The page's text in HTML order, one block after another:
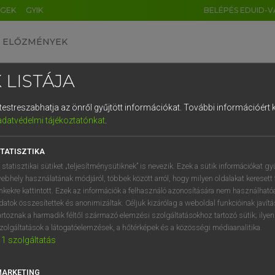
GYIK BELÉPÉS EDUID-
ELŐZMÉNYEK
egyetemes nagyszótár
VAN ELŐFIZETÉSED?
megtekintéséhez.
LISTÁJA
az önről gyűjtött információkat. További információért
tájékoztatónkat.
statisztikai sütiket „teljesítménysütiknek” is nevezik. Ezek a sütik információkat
használatának módjáról, többek között arról, hogy milyen oldalakat keresett
kattintott. Ezek az információk a felhasználó azonosítására nem
összesítettek és anonimizáltak. Céljuk kizárólag a weboldal funkcióinak
a harmadik féltől származó elemzési szolgáltatásokhoz tartozó sütik;
a látogatóelemzések, a hőtérképek és a közösségi médiaanalitika.
1 szolgáltatás
DE CN FR ES IT NL
1 2 3 4 5 6 7 8 9
q w e r t z u i
a s d f g h j k l é
í y x c v b n m , .